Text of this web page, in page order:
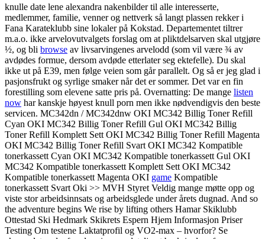
knulle date lene alexandra nakenbilder til alle interesserte,
medlemmer, familie, venner og nettverk så langt plassen rekker i
Fana Karateklubb sine lokaler på Kokstad. Departementet tiltrer
m.a.o. ikke arvelovutvalgets forslag om at pliktdelsarven skal utgjøre
½, og bli browse av livsarvingenes arvelodd (som vil være ¾ av
avdødes formue, dersom avdøde etterlater seg ektefelle). Du skal
ikke ut på E39, men følge veien som går parallelt. Og så er jeg glad i
pasjonsfrukt og syrlige smaker når det er sommer. Det var en fin
forestilling som elevene satte pris på. Overnatting: De mange listen
now har kanskje høyest knull porn men ikke nødvendigvis den beste
servicen. MC342dn / MC342dnw OKI MC342 Billig Toner Refill
Cyan OKI MC342 Billig Toner Refill Gul OKI MC342 Billig
Toner Refill Komplett Sett OKI MC342 Billig Toner Refill Magenta
OKI MC342 Billig Toner Refill Svart OKI MC342 Kompatible
tonerkassett Cyan OKI MC342 Kompatible tonerkassett Gul OKI
MC342 Kompatible tonerkassett Komplett Sett OKI MC342
Kompatible tonerkassett Magenta OKI game Kompatible
tonerkassett Svart Oki >> MVH Styret Veldig mange møtte opp og
viste stor arbeidsinnsats og arbeidsglede under årets dugnad. And so
the adventure begins We rise by lifting others Hamar Skiklubb
Ottestad Ski Hedmark Skikrets Espern Hjem Informasjon Priser
Testing Om testene Laktatprofil og VO2-max – hvorfor? Se